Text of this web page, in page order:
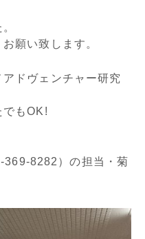
願い致します。
ドヴェンチャー研究
でもOK!
369-8282）の担当・菊